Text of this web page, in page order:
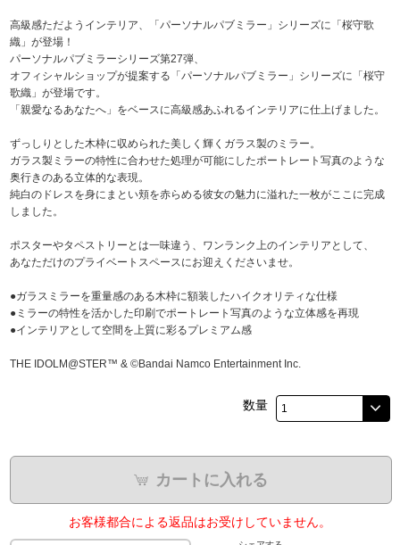
ラブライブ！シリーズ
ラブライブ！
ラブライブ！サンシャイン‼
ラブライブ！虹ヶ咲学園スクールアイドル同好会
ラブライブ！スーパースター!!
モフモフパレード
高級感ただようインテリア、「パーソナルパブミラー」シリーズに「桜守歌
織」が登場！
パーソナルパブミラーシリーズ第27弾、
オフィシャルショップが提案する「パーソナルパブミラー」シリーズに「桜守
歌織」が登場です。
「親愛なるあなたへ」をベースに高級感あふれるインテリアに仕上げました。
ずっしりとした木枠に収められた美しく輝くガラス製のミラー。
ガラス製ミラーの特性に合わせた処理が可能にしたポートレート写真のような
奥行きのある立体的な表現。
純白のドレスを身にまとい頬を赤らめる彼女の魅力に溢れた一枚がここに完成
しました。
ポスターやタペストリーとは一味違う、ワンランク上のインテリアとして、
あなただけのプライベートスペースにお迎えくださいませ。
●ガラスミラーを重量感のある木枠に額装したハイクオリティな仕様
●ミラーの特性を活かした印刷でポートレート写真のような立体感を再現
●インテリアとして空間を上質に彩るプレミアム感
THE IDOLM@STER™ & ©Bandai Namco Entertainment Inc.
数量
カートに入れる
お客様都合による返品はお受けしていません。